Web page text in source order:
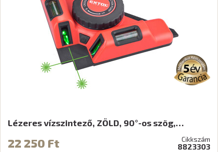
Lézeres vízszintező, ZÖLD, 90°-os szög,…
22 250 Ft Cikkszám
8823303